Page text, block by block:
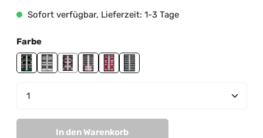
Sofort verfügbar, Lieferzeit: 1-3 Tage
Farbeauswählen
Chic Camouflage
GeometricLost in Love
Romantic Moments
Tatoo Statement
The Sixties
Produkt Anzahl: Gib den gewünschten Wert ein
In den Warenkorb